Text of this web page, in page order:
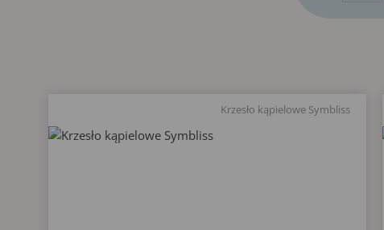
Krzesło kąpielowe Symbliss